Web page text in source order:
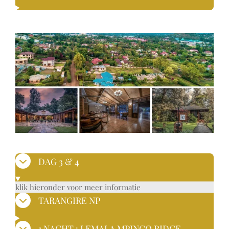
DAG 3 & 4
klik hieronder voor meer informatie
TARANGIRE NP